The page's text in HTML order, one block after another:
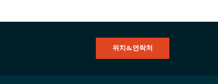
위치&연락처